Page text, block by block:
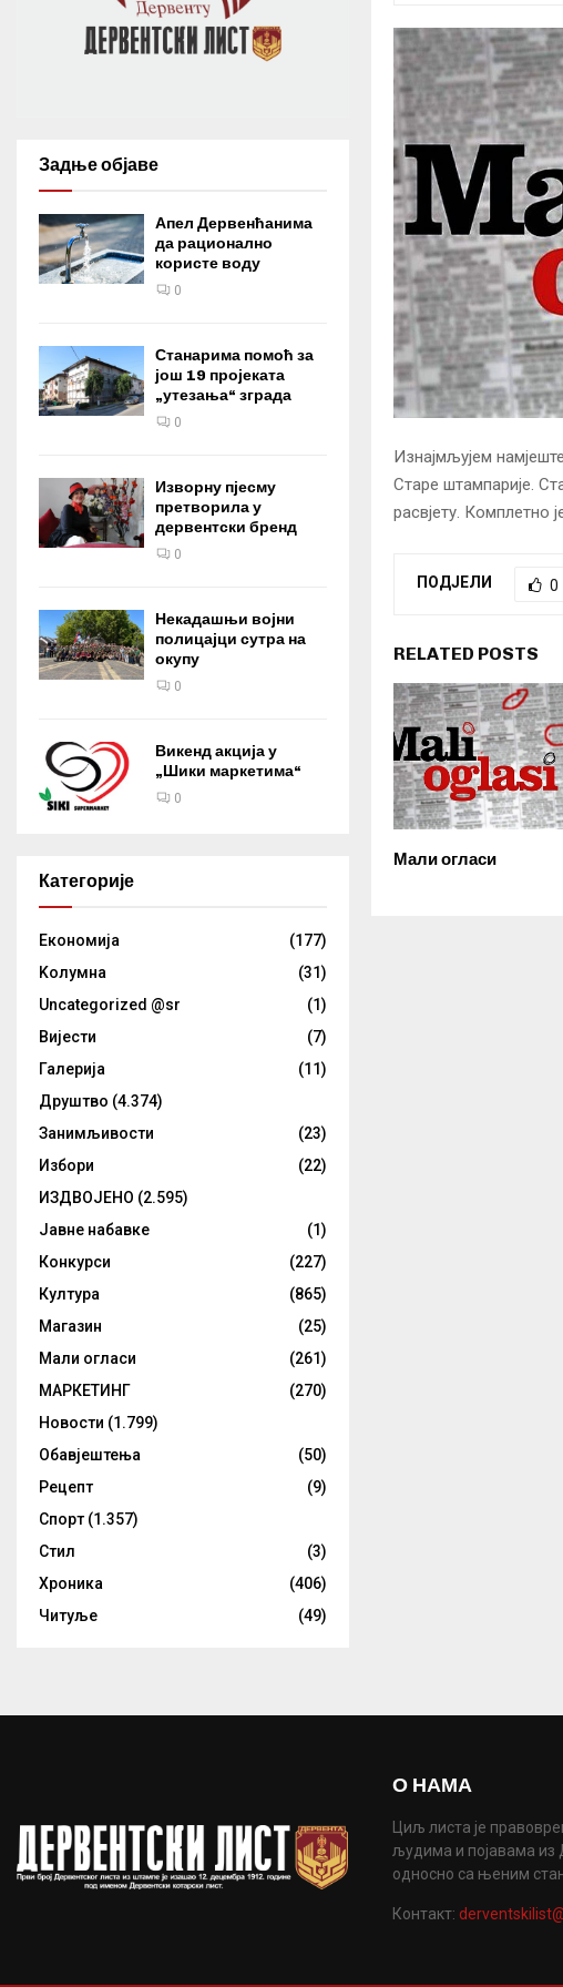
Изнајмљујем
Старе штампарије.
расвјету. Комплетно
ПОДЈЕЛИ 0
RELATED POSTS
Мали огласи
Задње објаве
Апел Дервенћанима
да рационално
користе воду
0
Станарима помоћ за
још 19 пројеката
„утезања“ зграда
0
Изворну пјесму
претворила у
дервентски бренд
0
Некадашњи војни
полицајци сутра на
окупу
0
Викенд акција у
„Шики маркетима“
0
Категорије
Eкономија
(177)
Kолумнa
(31)
Uncategorized @sr
(1)
Вијести
(7)
Галерија
(11)
Друштво (4.374)
Занимљивости
(23)
Избори
(22)
ИЗДВОЈЕНО (2.595)
Јавне набавке
(1)
Конкурси
(227)
Култура
(865)
Магазин
(25)
Мали огласи
(261)
МАРКЕТИНГ
(270)
Новости (1.799)
Обавјештења
(50)
Рецепт
(9)
Спорт (1.357)
Стил
(3)
Хроника
(406)
Читуље
(49)
О НАМА
Циљ листа је
људима и појавама из
односно са њеним
Контакт: